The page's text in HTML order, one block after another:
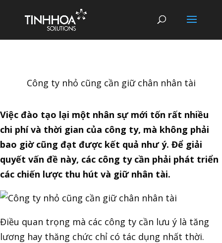
Công ty nhỏ cũng cần giữ chân nhân tài
Việc đào tạo lại một nhân sự mới tốn rất nhiều
chi phí và thời gian của công ty, mà không phải
bao giờ cũng đạt được kết quả như ý. Để giải
quyết vấn đề này, các công ty cần phải phát triển
các chiến lược thu hút và giữ nhân tài.
Điều quan trọng mà các công ty cần lưu ý là tăng
lương hay thăng chức chỉ có tác dụng nhất thời.